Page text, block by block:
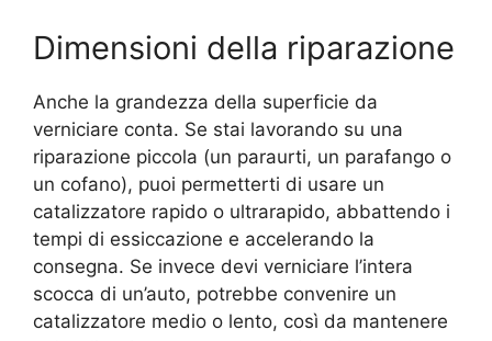
Dimensioni della riparazione
Anche la grandezza della superficie da
verniciare conta. Se stai lavorando su una
riparazione piccola (un paraurti, un parafango o
un cofano), puoi permetterti di usare un
catalizzatore rapido o ultrarapido, abbattendo i
tempi di essiccazione e accelerando la
consegna. Se invece devi verniciare l’intera
scocca di un’auto, potrebbe convenire un
catalizzatore medio o lento, così da mantenere